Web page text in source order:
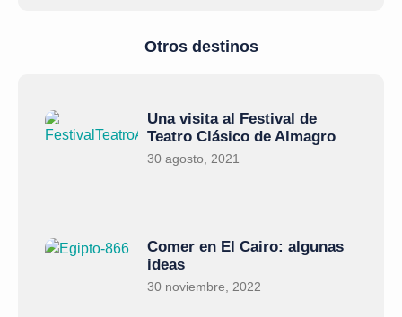
Otros destinos
Una visita al Festival de
Teatro Clásico de Almagro
30 agosto, 2021
Comer en El Cairo: algunas
ideas
30 noviembre, 2022